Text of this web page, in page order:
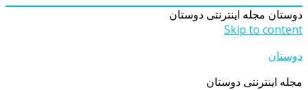
دوستان مجله اینترنتی دوستان
Skip to content
دوستان
مجله اینترنتی دوستان